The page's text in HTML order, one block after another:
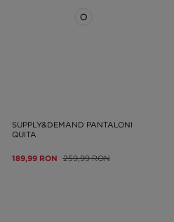
SUPPLY&DEMAND PANTALONI
QUITA
189,99 RON 259,99 RON